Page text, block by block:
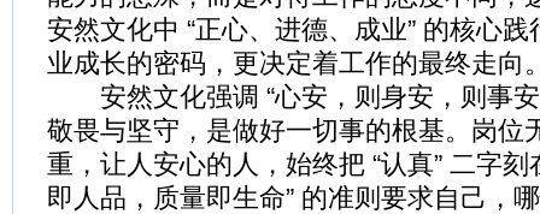
安然文化中 “正心、进德、成业” 的核心
业成长的密码，更决定着工作的最终走向
安然文化强调 “心安，则身安，则事安
敬畏与坚守，是做好一切事的根基。岗位
重，让人安心的人，始终把 “认真” 二字刻
即人品，质量即生命” 的准则要求自己，